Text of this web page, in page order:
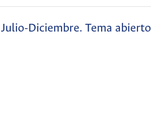
Diciembre. Tema abierto